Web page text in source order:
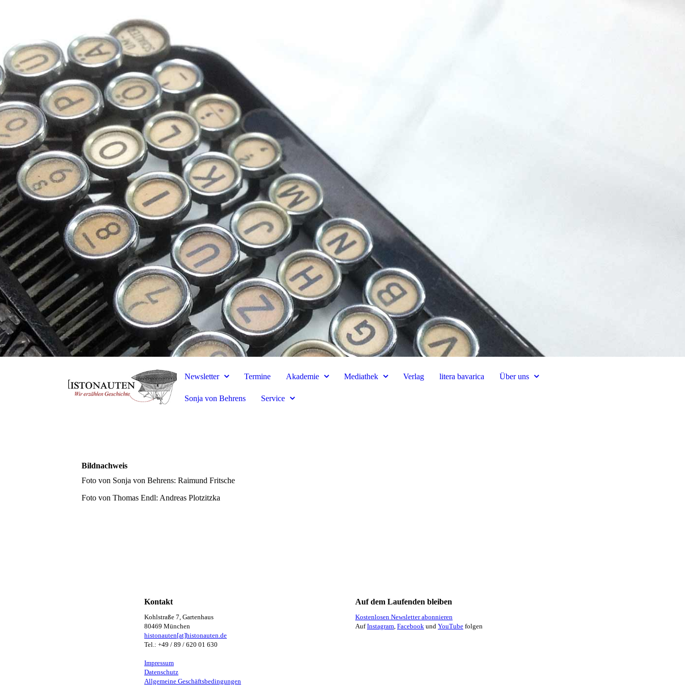
Newsletter Termine Akademie Mediathek Verlag litera bavarica Über uns
Sonja von Behrens Service
Bildnachweis
Foto von Sonja von Behrens: Raimund Fritsche
Foto von Thomas Endl: Andreas Plotzitzka
Kontakt
Kohlstraße 7, Gartenhaus
80469 München
histonauten[at]histonauten.de
Tel.: +49 / 89 / 620 01 630
Impressum
Datenschutz
Allgemeine Geschäftsbedingungen
Auf dem Laufenden bleiben
Kostenlosen Newsletter abonnieren
AufInstagram, Facebook und YouTube folgen